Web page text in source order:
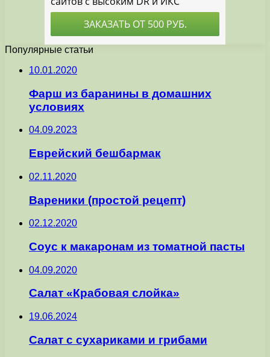
Популярные статьи
10.01.2020
Фарш из баранины в домашних
условиях
04.09.2023
Еврейский бешбармак
02.11.2020
Вареники (простой рецепт)
02.12.2020
Соус к макаронам из томатной пасты
04.09.2020
Салат «Крабовая слойка»
19.06.2024
Салат с сухариками и грибами